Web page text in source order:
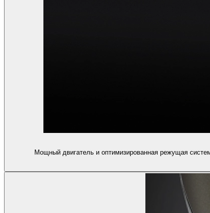
Мощный двигатель и оптимизированная режущая